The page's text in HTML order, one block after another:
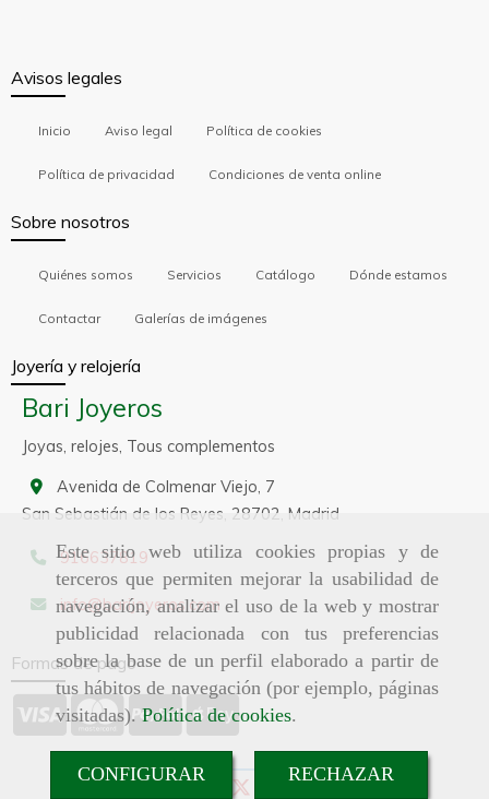
Este sitio web utiliza cookies propias y de
terceros que permiten mejorar la usabilidad de
navegación, analizar el uso de la web y mostrar
publicidad relacionada con tus preferencias
sobre la base de un perfil elaborado a partir de
tus hábitos de navegación (por ejemplo, páginas
visitadas).Política de cookies.
CONFIGURAR RECHAZAR
Avisos legales
Inicio Aviso legal Política de cookies
Política de privacidad Condiciones de venta online
Sobre nosotros
Quiénes somos Servicios Catálogo Dónde estamos
Contactar Galerías de imágenes
Joyería y relojería
Bari Joyeros
Joyas, relojes, Tous complementos
Avenida de Colmenar Viejo, 7
San Sebastián de los Reyes, 28702, Madrid
916637819
info barijoyeros.com
Formas de pago